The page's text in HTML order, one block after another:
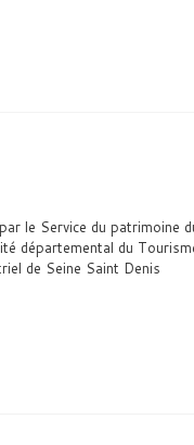
le Service du patrimoine
départemental du
de Seine Saint Denis